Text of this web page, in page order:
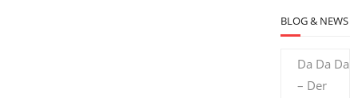
BLOG & NEWS
Da Da Da
– Der